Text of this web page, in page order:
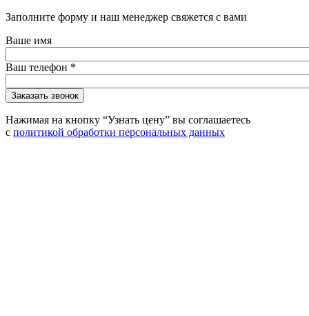
Заполните форму и наш менеджер свяжется с вами
Ваше имя
Ваш телефон *
Нажимая на кнопку “Узнать цену” вы соглашаетесь
с политикой обработки персональных данных